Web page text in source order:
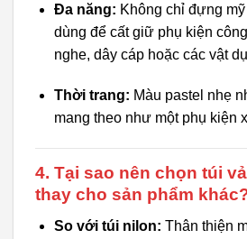
Đa năng: Không chỉ đựng
dùng để cất giữ phụ kiện
nghe, dây cáp hoặc các vật
Thời trang: Màu pastel nhẹ
mang theo như một phụ kiện
4. Tại sao nên chọn túi
thay cho sản phẩm
So với túi nilon: Thân thiện